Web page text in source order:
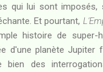
qui lui sont imposés,
Et pourtant,
histoire de super-
d'une planète Jupiter
bien des